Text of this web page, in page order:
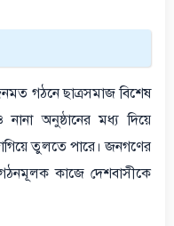
গঠনে ছাত্রসমাজ বিশেষ
অনুষ্ঠানের মধ্য দিয়ে
তুলতে পারে। জনগণের
কাজে দেশবাসীকে